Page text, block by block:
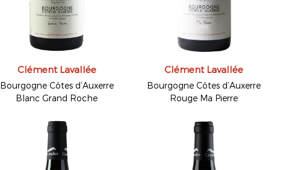
Clément Lavallée
Bourgogne Côtes d’Auxerre
Blanc Grand Roche
Clément Lavallée
Bourgogne Côtes d’Auxerre
Rouge Ma Pierre